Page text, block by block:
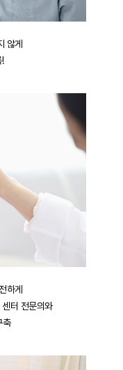
않게
하게
터 전문의와
축